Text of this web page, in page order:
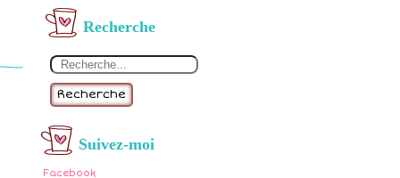
Recherche
Recherche
Suivez-moi
Facebook